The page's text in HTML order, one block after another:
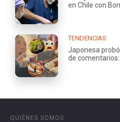
en Chile con
TENDENCIAS
Japonesa probó
de
QUIÉNES SOMOS